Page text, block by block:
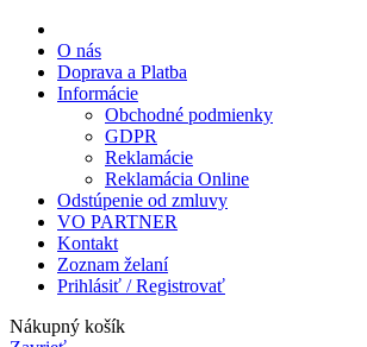
O nás
Doprava a Platba
Informácie
Obchodné podmienky
GDPR
Reklamácie
Reklamácia Online
Odstúpenie od zmluvy
VO PARTNER
Kontakt
Zoznam želaní
Prihlásiť / Registrovať
Nákupný košík